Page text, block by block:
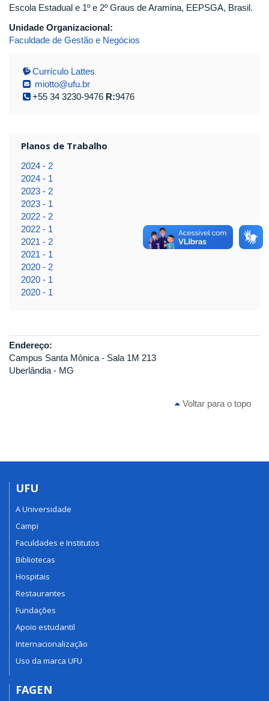
Escola Estadual e 1º e 2º Graus de Aramina, EEPSGA, Brasil.
Unidade Organizacional:
Faculdade de Gestão e Negócios
Currículo Lattes
miotto@ufu.br
+55 34 3230-9476 R:9476
Planos de Trabalho
2024 - 2
2024 - 1
2023 - 2
2023 - 1
2022 - 2
2022 - 1
2021 - 2
2021 - 1
2020 - 2
2020 - 1
2020 - 1
Endereço:
Campus Santa Mônica - Sala 1M 213
Uberlândia - MG
Voltar para o topo
UFU
A Universidade
Campi
Faculdades e Institutos
Bibliotecas
Hospitais
Restaurantes
Fundações
Apoio estudantil
Internacionalização
Uso da marca UFU
FAGEN